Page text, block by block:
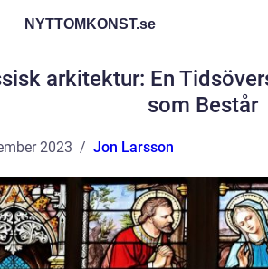
NYTTOMKONST.se
arkitektur: En
som Består
2023 Jon Larsson